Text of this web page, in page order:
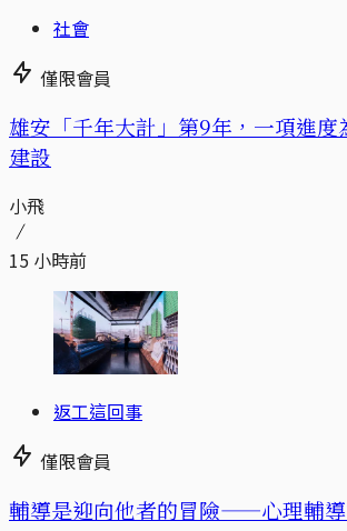
社會
僅限會員
雄安「千年大計」第9年，一項進
建設
小飛
15 小時前
返工這回事
僅限會員
輔導是迎向他者的冒險——心理輔